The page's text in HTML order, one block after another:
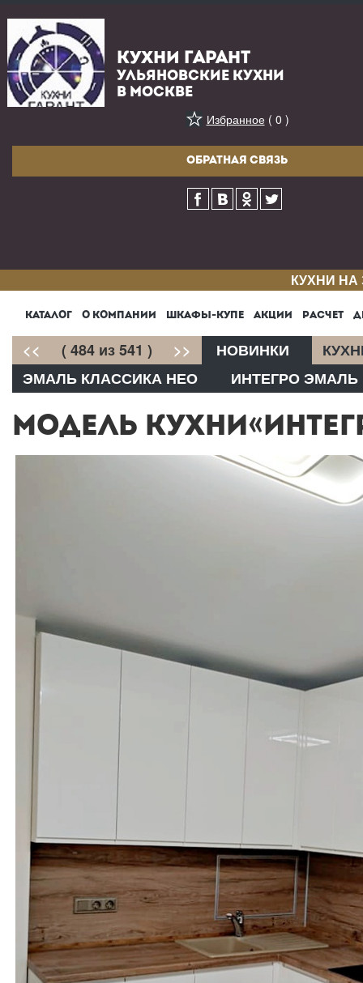
КУХНИ ГАРАНТ
УЛЬЯНОВСКИЕ КУХНИ
В МОСКВЕ
Избранное( 0 )
ОБРАТНАЯ СВЯЗЬ
КУХНИ
КАТАЛОГ О КОМПАНИИ ШКАФЫ-КУПЕ АКЦИИ РАСЧЕТ
<< ( 484 из 541 ) >> НОВИНКИ
ЭМАЛЬ КЛАССИКА НЕО
ИНТЕГРО ЭМАЛЬ
МОДЕЛЬ